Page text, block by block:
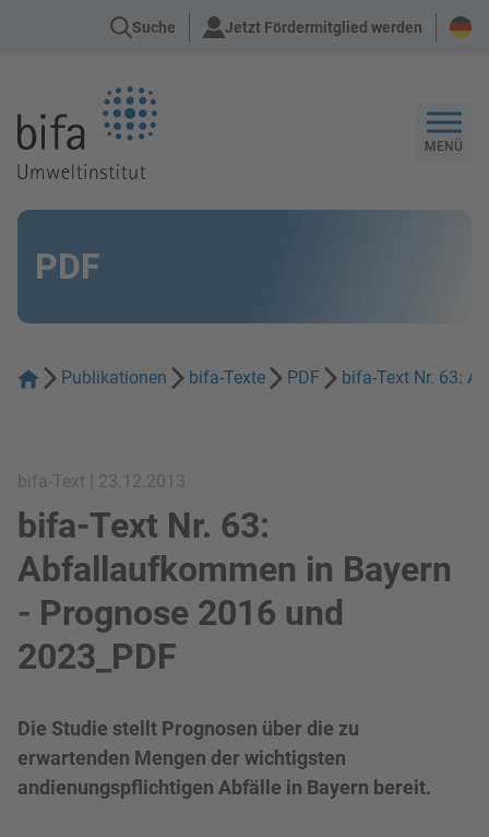
Suche Jetzt Fördermitglied werden
MENÜ
PDF
Publikationen bifa-Texte PDF bifa-Text Nr. 63:
bifa-Text | 23.12.2013
bifa-Text Nr. 63:
Abfallaufkommen in Bayern
- Prognose 2016 und
2023_PDF
Die Studie stellt Prognosen über die zu
erwartenden Mengen der wichtigsten
andienungspflichtigen Abfälle in Bayern bereit.